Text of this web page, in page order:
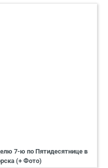
7-ю по Пятидесятнице в
(+ Фото)